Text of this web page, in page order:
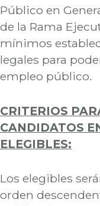
Público en
de la Rama
mínimos
legales para
empleo público.
CRITERIOS
CANDIDATOS
ELEGIBLES:
Los elegibles
orden